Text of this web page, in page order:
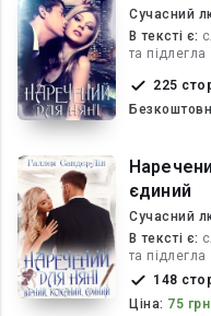
Сучасний
В текcті є:
та підлегла
225
єдиний
Сучасний
В текcті є:
та підлегла
148
Ціна: 75 грн